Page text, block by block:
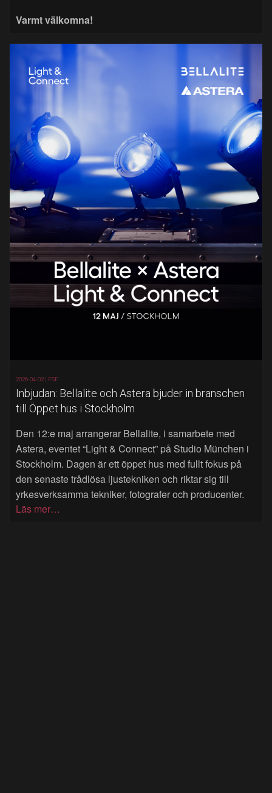
Varmt välkomna!
2026-04-02 | FSF
Inbjudan: Bellalite och Astera bjuder in branschen
till Öppet hus i Stockholm
Den 12:e maj arrangerar Bellalite, i samarbete med
Astera, eventet “Light & Connect” på Studio München i
Stockholm. Dagen är ett öppet hus med fullt fokus på
den senaste trådlösa ljustekniken och riktar sig till
yrkesverksamma tekniker, fotografer och producenter.
Läs mer…